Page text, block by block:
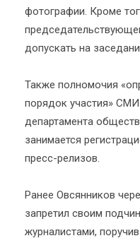
фотографии. Кроме
допускать на
Также полномочия
порядок участия»
департамента
занимается
пресс-релизов.
Ранее Овсянников
запретил своим
журналистами,